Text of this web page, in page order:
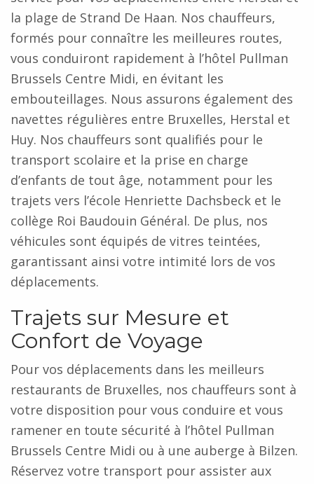
la plage de Strand De Haan. Nos chauffeurs,
formés pour connaître les meilleures routes,
vous conduiront rapidement à l’hôtel Pullman
Brussels Centre Midi, en évitant les
embouteillages. Nous assurons également des
navettes régulières entre Bruxelles, Herstal et
Huy. Nos chauffeurs sont qualifiés pour le
transport scolaire et la prise en charge
d’enfants de tout âge, notamment pour les
trajets vers l’école Henriette Dachsbeck et le
collège Roi Baudouin Général. De plus, nos
véhicules sont équipés de vitres teintées,
garantissant ainsi votre intimité lors de vos
déplacements.
Trajets sur Mesure et
Confort de Voyage
Pour vos déplacements dans les meilleurs
restaurants de Bruxelles, nos chauffeurs sont à
votre disposition pour vous conduire et vous
ramener en toute sécurité à l’hôtel Pullman
Brussels Centre Midi ou à une auberge à Bilzen.
Réservez votre transport pour assister aux